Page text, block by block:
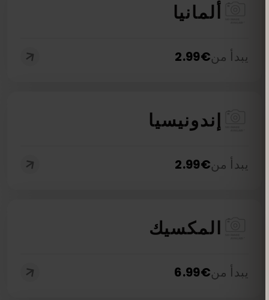
ألمانيا
يبدأ من€
2.99
إندونيسيا
يبدأ من€
2.99
المكسيك
يبدأ من€
6.99